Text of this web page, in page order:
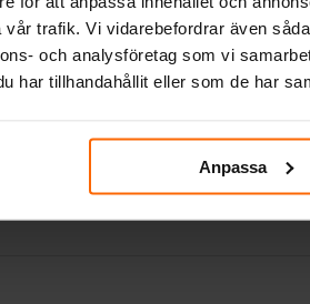
trafik. Vi vidarebefordrar även
och analysföretag som vi
har tillhandahållit eller som de har
Anpassa
of Sweden utvecklat en
att se lågornas sken i
generalagent,
kan spisen